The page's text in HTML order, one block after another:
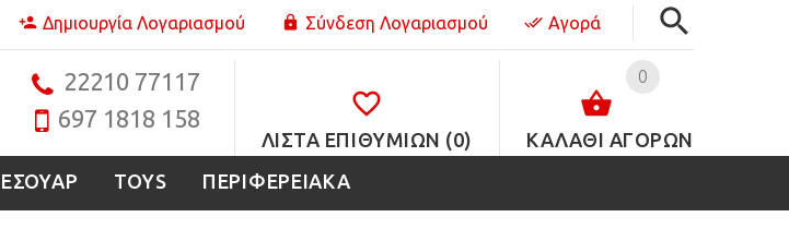
Δημιουργία Λογαριασμού Σύνδεση Λογαριασμού Αγορά
0
ΚΑΛΑΘΙ ΑΓΟΡΩΝ
ΛΊΣΤΑ ΕΠΙΘΥΜΙΏΝ (0)
22210 77117
697 1818 158
TOYS ΠΕΡΙΦΕΡΕΙΑΚΑ